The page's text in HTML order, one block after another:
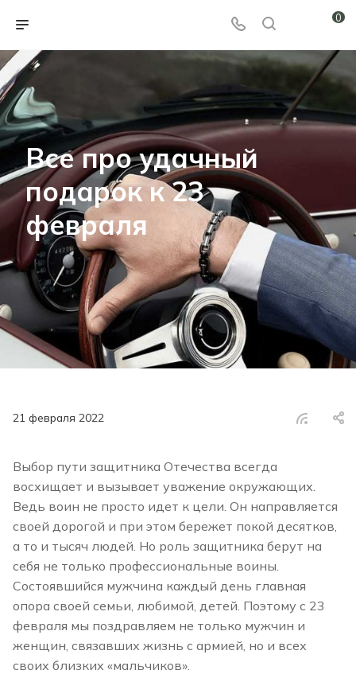
0
Все про удачный
подарок к 23
февраля
21 февраля 2022
Выбор пути защитника Отечества всегда
восхищает и вызывает уважение окружающих.
Ведь воин не просто идет к цели. Он направляется
своей дорогой и при этом бережет покой десятков,
а то и тысяч людей. Но роль защитника берут на
себя не только профессиональные воины.
Состоявшийся мужчина каждый день главная
опора своей семьи, любимой, детей. Поэтому с 23
февраля мы поздравляем не только мужчин и
женщин, связавших жизнь с армией, но и всех
своих близких «мальчиков».